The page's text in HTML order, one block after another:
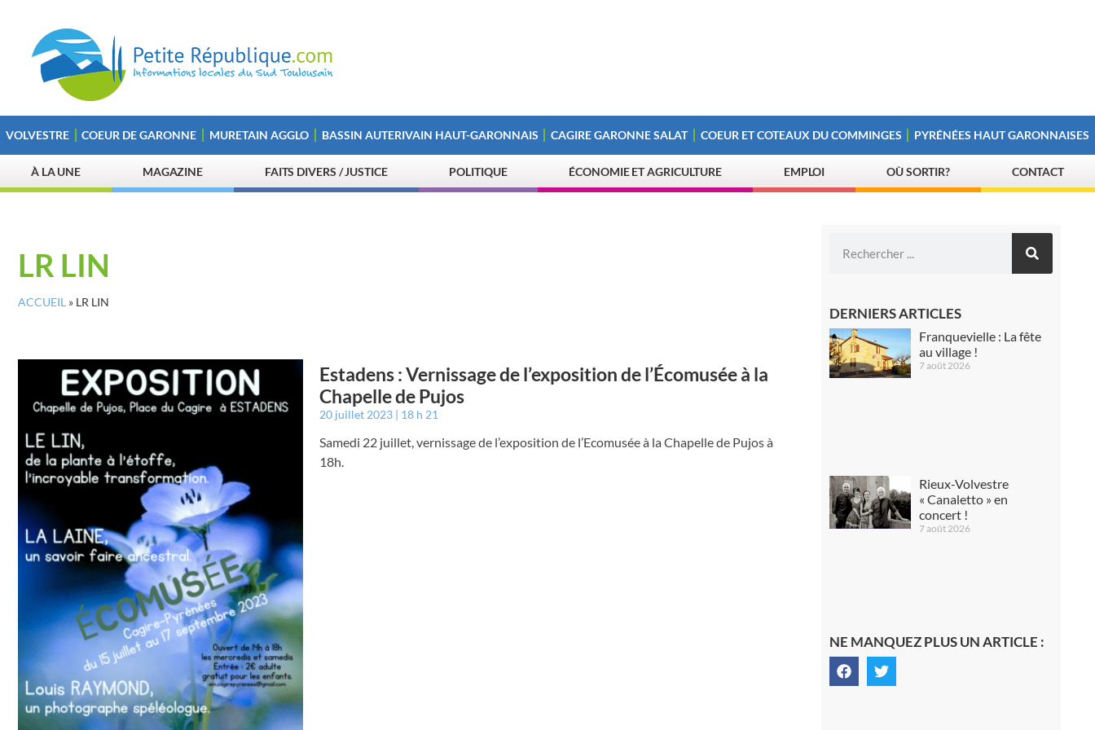
VOLVESTRE COEUR DE GARONNE MURETAIN AGGLO BASSIN AUTERIVAIN HAUT-GARONNAIS CAGIRE GARONNE SALAT COEUR ET COTEAUX DU COMMINGES PYRÉNÉES HAUT GARONNAISES
À LA UNE MAGAZINE FAITS DIVERS / JUSTICE POLITIQUE ÉCONOMIE ET AGRICULTURE EMPLOI OÙ SORTIR? CONTACT
LR LIN
ACCUEIL » LR LIN
Estadens : Vernissage de l’exposition de l’Écomusée à la
Chapelle de Pujos
20 juillet 2023 18 h 21
Samedi 22 juillet, vernissage de l’exposition de l’Ecomusée à la Chapelle de Pujos à
18h.
DERNIERS ARTICLES
Franquevielle : La fête
au village !
7 août 2026
Rieux-Volvestre
« Canaletto » en
concert !
7 août 2026
NE MANQUEZ PLUS UN ARTICLE :